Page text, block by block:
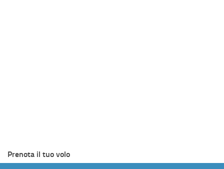
Prenota il tuo volo